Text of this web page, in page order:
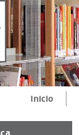
Inicio